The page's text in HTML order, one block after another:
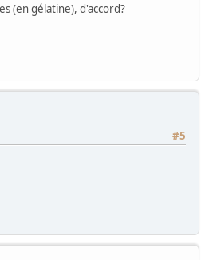
(en gélatine), d'accord?
#5